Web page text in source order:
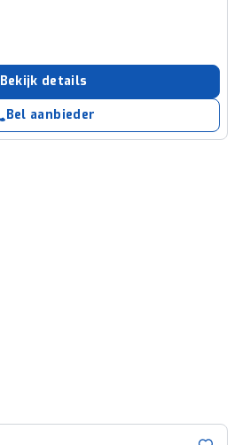
Bekijk details
Bel aanbieder